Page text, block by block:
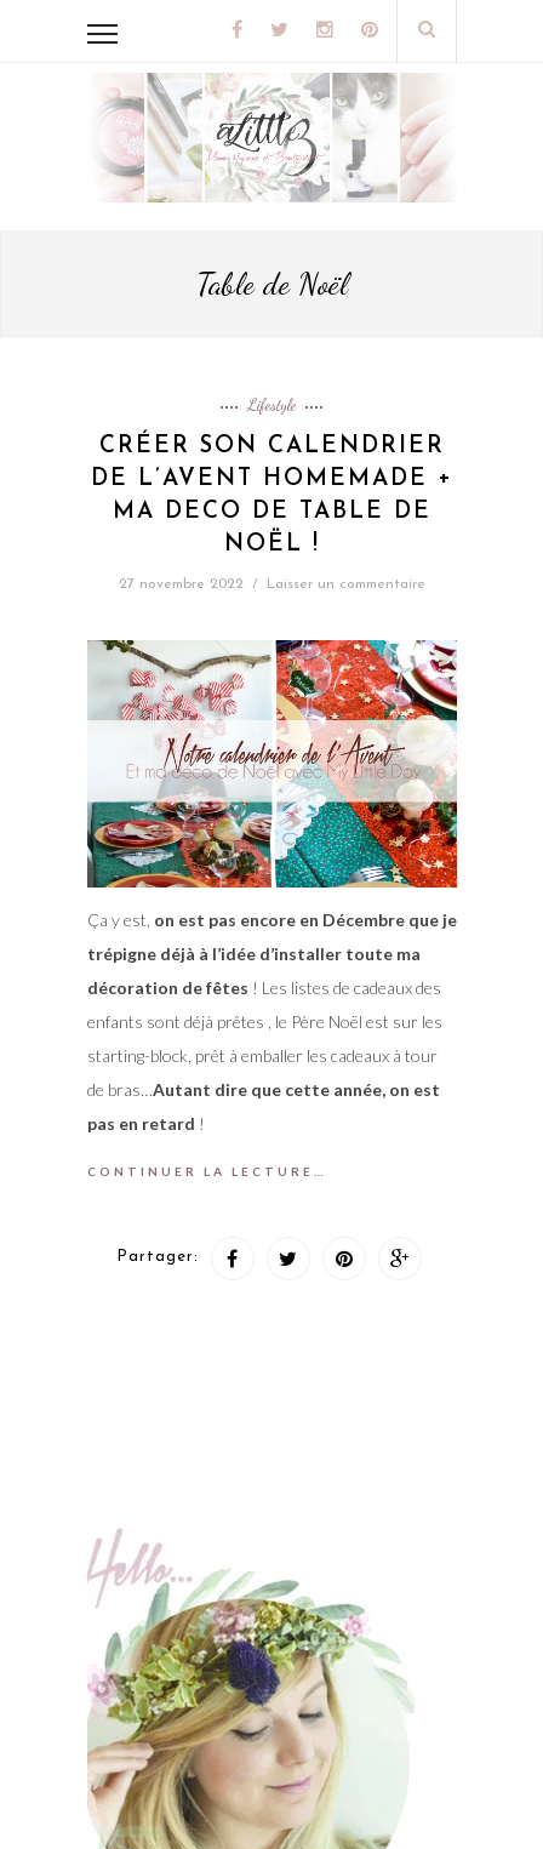
Table de Noël
Lifestyle
CRÉER SON CALENDRIER
DE L’AVENT HOMEMADE +
MA DECO DE TABLE DE
NOËL !
27 novembre 2022 / Laisser un commentaire
Ça y est, on est pas encore en Décembre que je
trépigne déjà à l’idée d’installer toute ma
décoration de fêtes ! Les listes de cadeaux des
enfants sont déjà prêtes , le Père Noël est sur les
starting-block, prêt à emballer les cadeaux à tour
de bras…Autant dire que cette année, on est
pas en retard !
CONTINUER LA LECTURE…
Partager: